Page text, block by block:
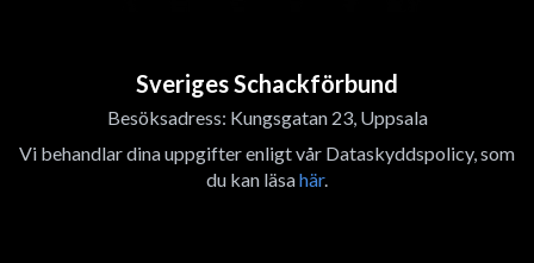
Sveriges Schackförbund
Besöksadress: Kungsgatan 23, Uppsala
Vi behandlar dina uppgifter enligt vår Dataskyddspolicy, som
du kan läsahär.